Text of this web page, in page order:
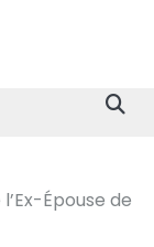
Épouse de